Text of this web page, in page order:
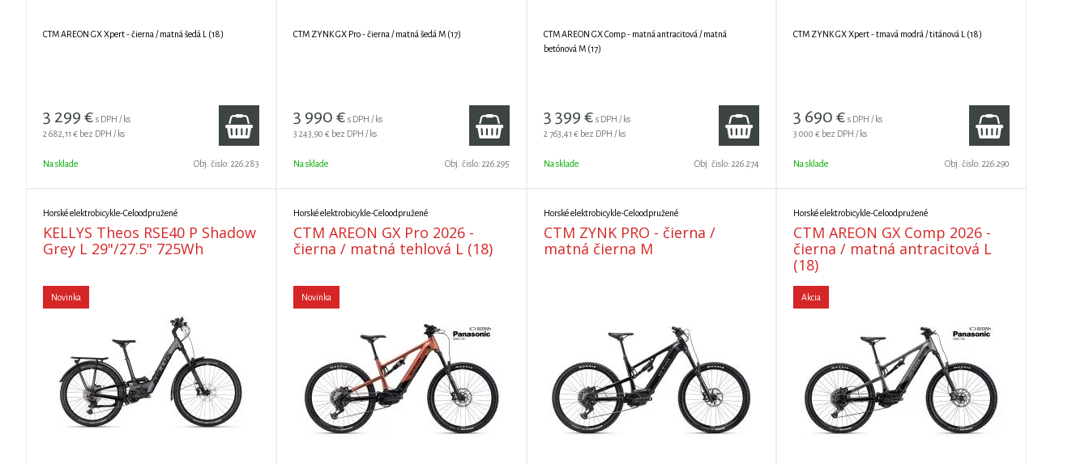
CTM AREON GX Xpert - čierna / matná šedá L (18)
3 299 € s DPH / ks
2 682,11 € bez DPH / ks
Na sklade Obj. čislo: 226.283
CTM ZYNK GX Pro - čierna / matná šedá M (17)
3 990 € s DPH / ks
3 243,90 € bez DPH / ks
Na sklade Obj. čislo: 226.295
CTM AREON GX Comp - matná antracitová / matná
betónová M (17)
3 399 € s DPH / ks
2 763,41 € bez DPH / ks
Na sklade Obj. čislo:226.274
CTM ZYNK GX Xpert - tmavá modrá / titánová L (18)
3 690 € s DPH / ks
3 000 € bez DPH / ks
Na sklade Obj. čislo: 226.290
Horské elektrobicykle-Celoodpružené
KELLYS Theos RSE40 P Shadow
Grey L 29"/27.5" 725Wh
Novinka
Horské elektrobicykle-Celoodpružené
CTM AREON GX Pro 2026 -
čierna / matná tehlová L (18)
Novinka
Horské elektrobicykle-Celoodpružené
CTM ZYNK PRO - čierna /
matná čierna M
Horské elektrobicykle-Celoodpružené
CTM AREON GX Comp 2026 -
čierna / matná antracitová L
(18)
Akcia